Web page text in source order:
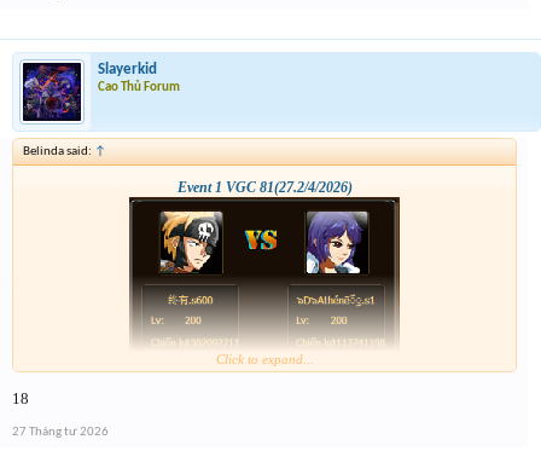
Slayerkid
Cao Thủ Forum
Belinda said: ↑
Event 1 VGC 81(27.2/4/2026)
Click to expand...
18
27 Tháng tư 2026